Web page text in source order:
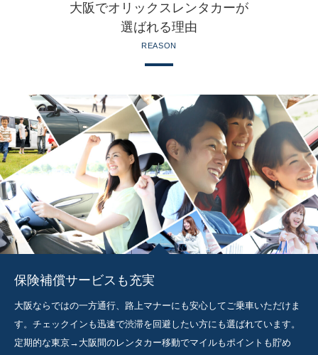
大阪でオリックスレンタカーが
選ばれる理由
REASON
保険補償サービスも充実
大阪ならではの一方通行、路上マナーにも安心してご乗車いただけま
す。チェックインも迅速で渋滞を回避したい方にも選ばれています。
定期的な東京→大阪間のレンタカー移動でマイルもポイントも貯め